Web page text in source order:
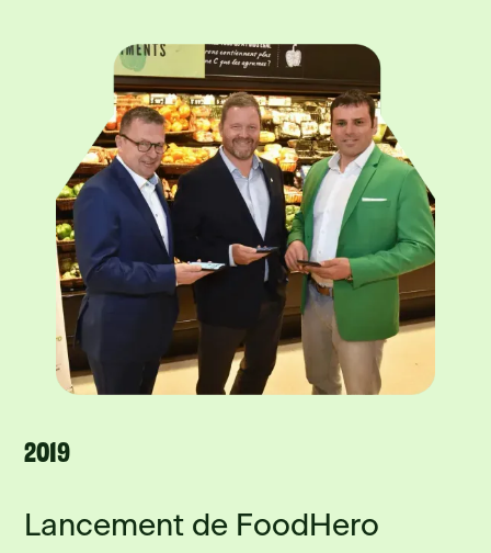
2019
Lancement de FoodHero